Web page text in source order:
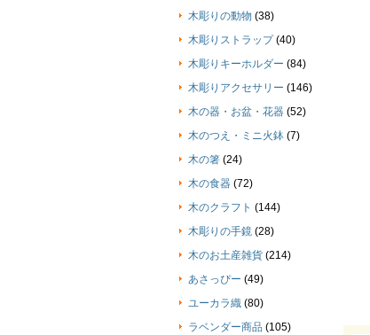
木彫りの動物 (38)
木彫りストラップ (40)
木彫りキーホルダー (84)
木彫りアクセサリー (146)
木の器・お盆・花器 (52)
木のつえ・ミニ火鉢 (7)
木の箸 (24)
木の食器 (72)
木のクラフト (144)
木彫りの手鏡 (28)
木のお土産雑貨 (214)
あさっぴー (49)
ユーカラ織 (80)
ラベンダー商品 (105)